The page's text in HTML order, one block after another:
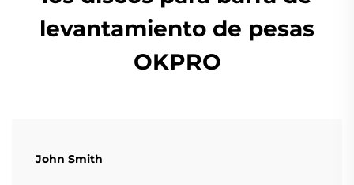
levantamiento de pesas
OKPRO
John Smith